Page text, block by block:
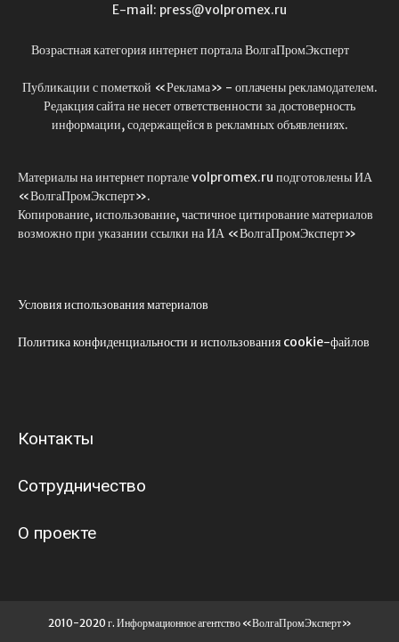
E-mail: press@volpromex.ru
Возрастная категория интернет портала ВолгаПромЭксперт
Публикации с пометкой «Реклама» - оплачены рекламодателем.
Редакция сайта не несет ответственности за достоверность
информации, содержащейся в рекламных объявлениях.
Материалы на интернет портале volpromex.ru подготовлены ИА
«ВолгаПромЭксперт».
Копирование, использование, частичное цитирование материалов
возможно при указании ссылки на ИА «ВолгаПромЭксперт»
Условия использования материалов
Политика конфиденциальности и использования cookie-файлов
Контакты
Сотрудничество
О проекте
2010-2020 г. Информационное агентство «ВолгаПромЭксперт»